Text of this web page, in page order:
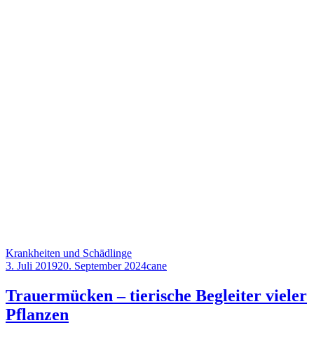
Krankheiten und Schädlinge
3. Juli 201920. September 2024cane
Trauermücken – tierische Begleiter vieler
Pflanzen